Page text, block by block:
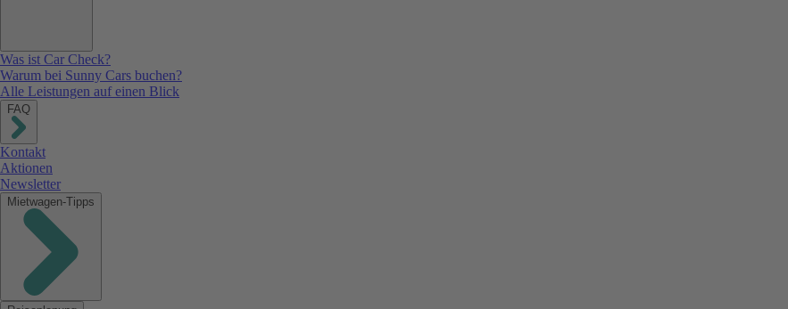
Was ist Car Check?
Warum bei Sunny Cars buchen?
Alle Leistungen auf einen Blick
FAQ
Kontakt
Aktionen
Newsletter
Mietwagen-Tipps